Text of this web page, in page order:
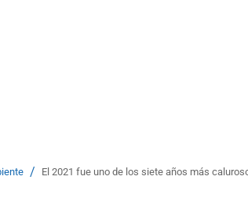
/ El 2021 fue uno de los siete años más